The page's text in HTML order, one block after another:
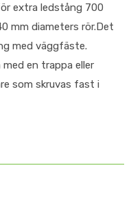
extra ledstång 700
mm diameters rör.Det
med väggfäste.
med en trappa eller
som skruvas fast i